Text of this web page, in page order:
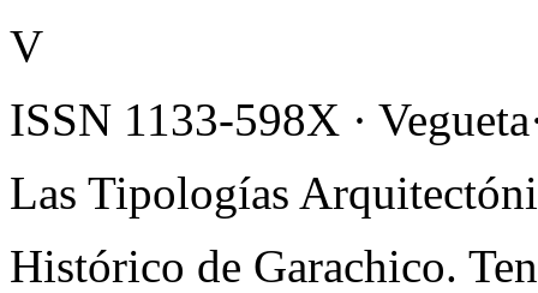
V
ISSN 1133-598X ·
Las Tipologías
Histórico de Garachico.